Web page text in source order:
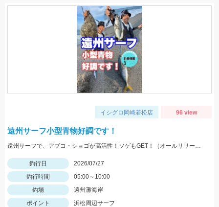
イシグロ岡崎若松店 96 view
遠州サーフ小型青物好調です！
遠州サーフで、アブコ・ショゴが高活性！ソゲもGET！（オールリリースさせて頂きました）ヒットルアーは、ジーク Ｆサーディン20ｇ 20ｇのサイズ感が良かったです！
釣行日
2026/07/27
釣行時間
05:00～10:00
釣場
遠州灘海岸
ポイント
浜松周辺サーフ